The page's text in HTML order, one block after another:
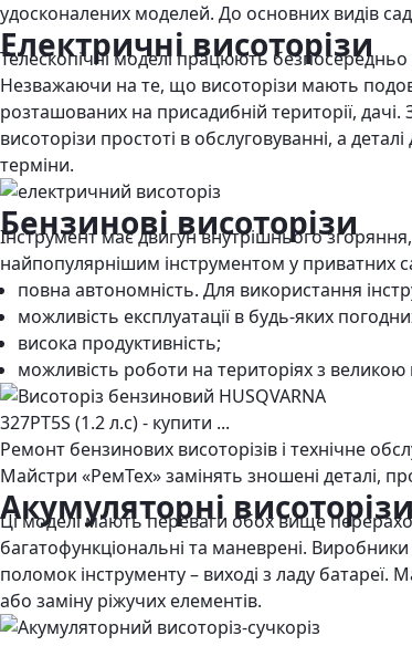
удосконалених моделей. До основних видів
Електричні висоторізи
Телескопічні моделі працюють
Незважаючи на те, що висоторізи мають
розташованих на присадибній території,
висоторізи простоті в обслуговуванні, а
терміни.
Бензинові висоторізи
Інструмент має двигун внутрішнього
найпопулярнішим інструментом у приватних
повна автономність. Для використання
можливість експлуатації в будь-яких
висока продуктивність;
можливість роботи на територіях з великою
Ремонт бензинових висоторізів і технічне
Майстри «РемТех» замінять зношені деталі,
Акумуляторні висоторізи
Ці моделі мають переваги обох вище
багатофункціональні та маневрені.
поломок інструменту – виході з ладу
або заміну ріжучих елементів.